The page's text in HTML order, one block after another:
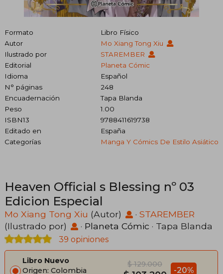
Formato
Libro Físico
Autor
Mo Xiang Tong Xiu
Ilustrado por
STAREMBER
Editorial
Planeta Cómic
Idioma
Español
N° páginas
248
Encuadernación
Tapa Blanda
Peso
1.00
ISBN13
9788411619738
Editado en
España
Categorías
Manga Y Cómics De Estilo Asiático
Heaven Official s Blessing nº 03
Edicion Especial
Mo Xiang Tong Xiu (Autor) · STAREMBER
(Ilustrado por)
· Planeta Cómic · Tapa Blanda
39 opiniones
Libro Nuevo
Origen: Colombia
$ 129.000
-20%